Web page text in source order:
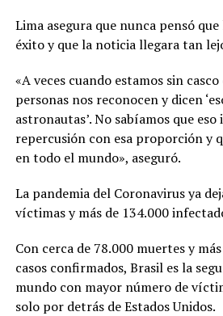
Lima asegura que nunca pensó
éxito y que la noticia llegara tan
«A veces cuando estamos sin
personas nos reconocen y dicen
astronautas’. No sabíamos que
repercusión con esa proporción y
en todo el mundo», aseguró.
La pandemia del Coronavirus ya
víctimas y más de 134.000
Con cerca de 78.000 muertes y
casos confirmados, Brasil es la
mundo con mayor número de
solo por detrás de Estados Unidos.